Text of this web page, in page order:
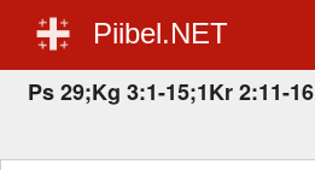
Piibel.NET
Ps 29;Kg 3:1-15;1Kr 2:11-16